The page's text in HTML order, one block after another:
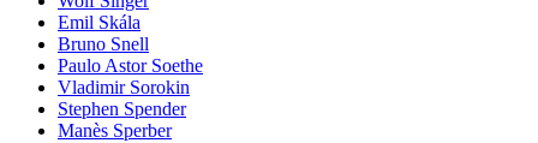
Emil Skála
Bruno Snell
Paulo Astor Soethe
Vladimir Sorokin
Stephen Spender
Manès Sperber